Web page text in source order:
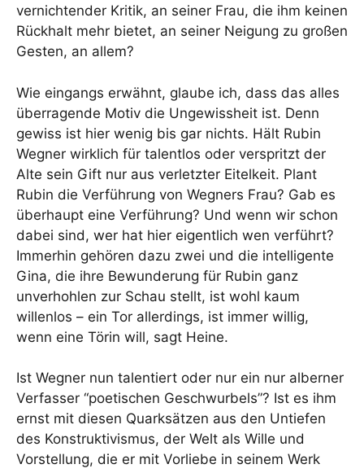
vernichtender Kritik, an seiner Frau, die ihm keinen
Rückhalt mehr bietet, an seiner Neigung zu großen
Gesten, an allem?
Wie eingangs erwähnt, glaube ich, dass das alles
überragende Motiv die Ungewissheit ist. Denn
gewiss ist hier wenig bis gar nichts. Hält Rubin
Wegner wirklich für talentlos oder verspritzt der
Alte sein Gift nur aus verletzter Eitelkeit. Plant
Rubin die Verführung von Wegners Frau? Gab es
überhaupt eine Verführung? Und wenn wir schon
dabei sind, wer hat hier eigentlich wen verführt?
Immerhin gehören dazu zwei und die intelligente
Gina, die ihre Bewunderung für Rubin ganz
unverhohlen zur Schau stellt, ist wohl kaum
willenlos – ein Tor allerdings, ist immer willig,
wenn eine Törin will, sagt Heine.
Ist Wegner nun talentiert oder nur ein nur alberner
Verfasser “poetischen Geschwurbels”? Ist es ihm
ernst mit diesen Quarksätzen aus den Untiefen
des Konstruktivismus, der Welt als Wille und
Vorstellung, die er mit Vorliebe in seinem Werk